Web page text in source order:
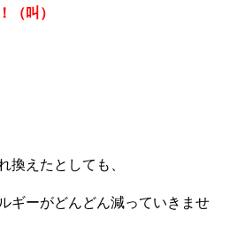
（叫）
換えたとしても、
ギーがどんどん減っていきませ